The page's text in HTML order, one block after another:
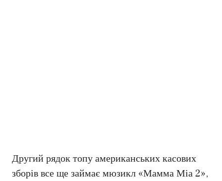
Другий рядок топу американських касових
зборів все ще займає мюзикл «Мамма Міа 2»,